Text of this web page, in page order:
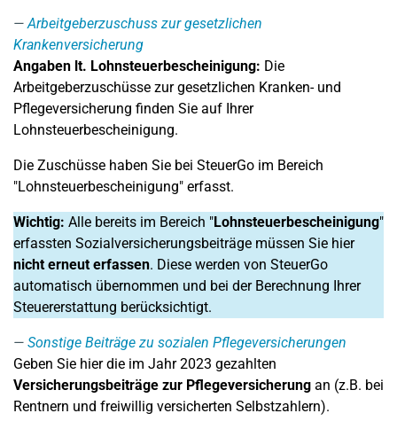
Arbeitgeberzuschuss zur gesetzlichen
Krankenversicherung
Angaben lt. Lohnsteuerbescheinigung: Die
Arbeitgeberzuschüsse zur gesetzlichen Kranken- und
Pflegeversicherung finden Sie auf Ihrer
Lohnsteuerbescheinigung.
Die Zuschüsse haben Sie bei SteuerGo im Bereich
"Lohnsteuerbescheinigung" erfasst.
Wichtig: Alle bereits im Bereich "Lohnsteuerbescheinigung"
erfassten Sozialversicherungsbeiträge müssen Sie hier
nicht erneut erfassen. Diese werden von SteuerGo
automatisch übernommen und bei der Berechnung Ihrer
Steuererstattung berücksichtigt.
Sonstige Beiträge zu sozialen Pflegeversicherungen
Geben Sie hier die im Jahr 2023 gezahlten
Versicherungsbeiträge zur Pflegeversicherung an (z.B. bei
Rentnern und freiwillig versicherten Selbstzahlern).